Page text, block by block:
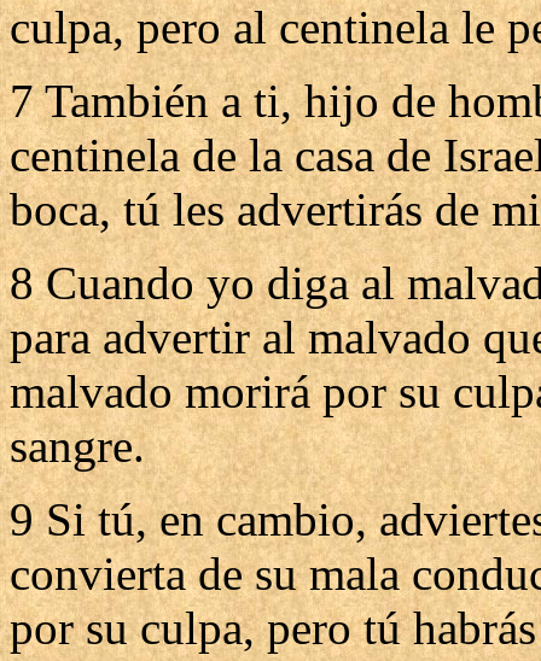
culpa, pero al centinela le
7 También a ti, hijo de
centinela de la casa de
boca, tú les advertirás de
8 Cuando yo diga al
para advertir al malvado
malvado morirá por su
sangre.
9 Si tú, en cambio,
convierta de su mala
por su culpa, pero tú